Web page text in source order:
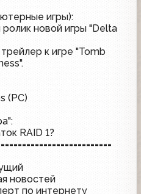
игры):
новой игры "Delta
к игре "Tomb
(PC)
RAID 1?
новостей
по интернету